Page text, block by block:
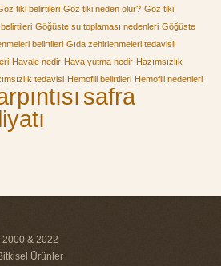
tiki belirtileri Göz tiki neden olur? Göz tiki
Göğüste su toplaması nedenleri Göğüste
belirtileri Gıda zehirlenmeleri tedavisii
Havale nedir Hava yutma nedir Hazımsızlık
tedavisi Hemofili belirtileri Hemofili nedenleri
safra
& 2022
Ürünler